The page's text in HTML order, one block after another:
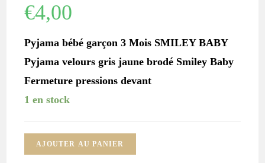
€4,00
Pyjama bébé garçon 3 Mois SMILEY BABY
Pyjama velours gris jaune brodé Smiley Baby
Fermeture pressions devant
1 en stock
quantité
de
AJOUTER AU PANIER